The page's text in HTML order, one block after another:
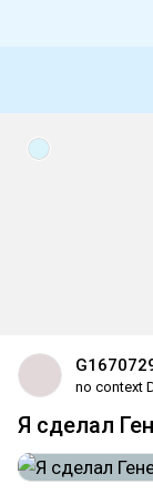
no context
Я сделал